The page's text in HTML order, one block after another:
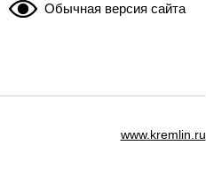
Обычная версия сайта
www.kremlin.ru